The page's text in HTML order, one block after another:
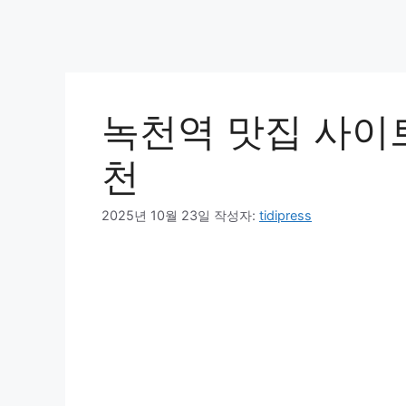
녹천역 맛집 사
천
2025년 10월 23일 작성자: tidipress